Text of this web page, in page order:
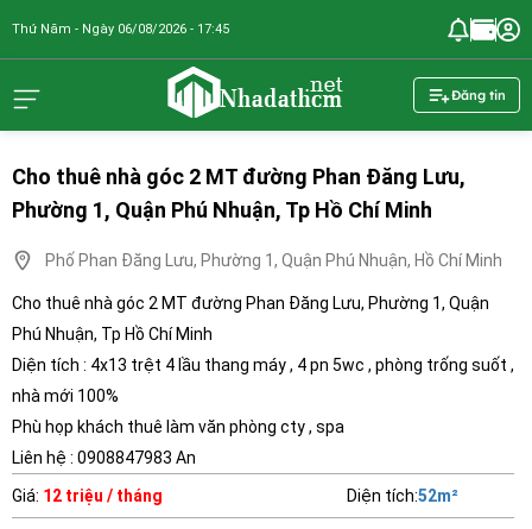
Thứ Năm - Ngày 06/08/2026 - 17:45
Đăng tin
Cho thuê nhà góc 2 MT đường Phan Đăng Lưu,
Phường 1, Quận Phú Nhuận, Tp Hồ Chí Minh
Phố Phan Đăng Lưu, Phường 1, Quận Phú Nhuận, Hồ Chí Minh
Cho thuê nhà góc 2 MT đường Phan Đăng Lưu, Phường 1, Quận
Phú Nhuận, Tp Hồ Chí Minh
Diện tích : 4x13 trệt 4 lầu thang máy , 4 pn 5wc , phòng trống suốt ,
nhà mới 100%
Phù họp khách thuê làm văn phòng cty , spa
Liên hệ : 0908847983 An
Giá: 12 triệu / tháng Diện tích:52m²